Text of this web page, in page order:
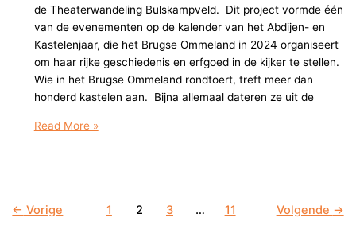
de Theaterwandeling Bulskampveld. Dit project vormde één
van de evenementen op de kalender van het Abdijen- en
Kastelenjaar, die het Brugse Ommeland in 2024 organiseert
om haar rijke geschiedenis en erfgoed in de kijker te stellen.
Wie in het Brugse Ommeland rondtoert, treft meer dan
honderd kastelen aan. Bijna allemaal dateren ze uit de
Het
start
Read More »
← Vorige 1 2 3 … 11 Volgende →